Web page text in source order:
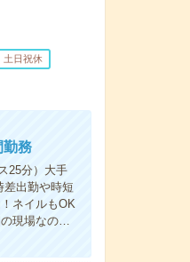
土日祝休
勤務
25分）大手
出勤や時短
ネイルもOK
の現場なの…